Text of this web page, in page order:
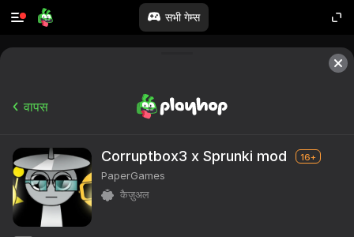
सभी गेम्स
वापस
Corruptbox3 x Sprunki mod 16+
PaperGames
कैज़ुअल